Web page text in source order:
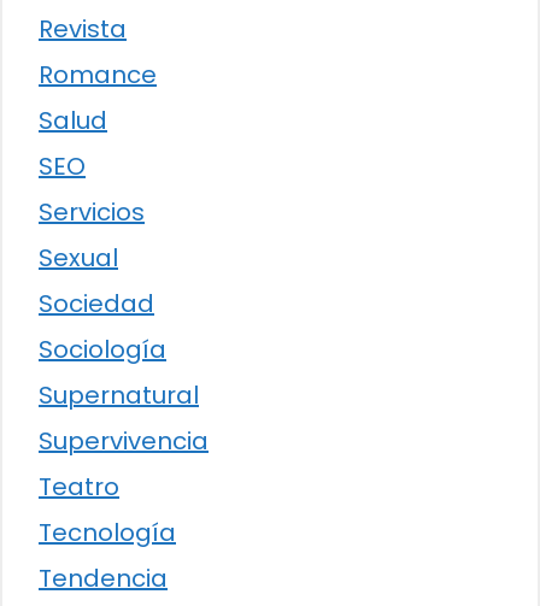
Revista
Romance
Salud
SEO
Servicios
Sexual
Sociedad
Sociología
Supernatural
Supervivencia
Teatro
Tecnología
Tendencia